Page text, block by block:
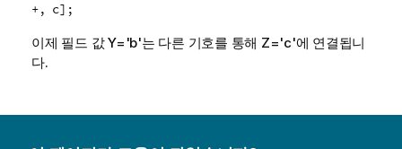
+, c];
이제 필드 값 Y='b'는 다른 기호를 통해 Z='c'에 연결됩니
다.